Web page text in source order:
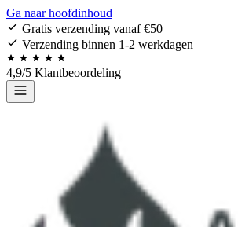
Ga naar hoofdinhoud
Gratis verzending vanaf €50
Verzending binnen 1-2 werkdagen
4,9/5 Klantbeoordeling